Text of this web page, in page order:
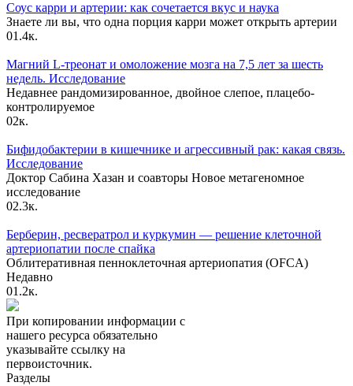
Соус карри и артерии: как сочетается вкус и наука
Знаете ли вы, что одна порция карри может открыть артерии
01.4к.
Магний L-треонат и омоложение мозга на 7,5 лет за шесть
недель. Исследование
Недавнее рандомизированное, двойное слепое, плацебо-
контролируемое
02к.
Бифидобактерии в кишечнике и агрессивный рак: какая связь.
Исследование
Доктор Сабина Хазан и соавторы Новое метагеномное
исследование
02.3к.
Берберин, ресвератрол и куркумин — решение клеточной
артериопатии после спайка
Облитеративная пенноклеточная артериопатия (OFCA)
Недавно
01.2к.
При копировании информации с
нашего ресурса обязательно
указывайте ссылку на
первоисточник.
Разделы